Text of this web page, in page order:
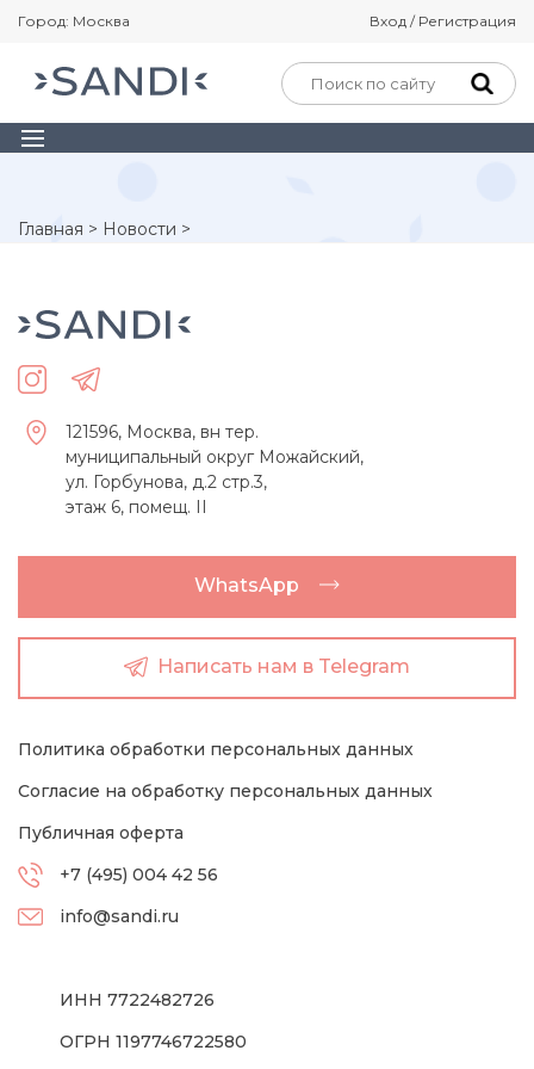
Город: Москва Вход / Регистрация
Главная > Новости >
121596, Москва, вн тер.
муниципальный округ Можайский,
ул. Горбунова, д.2 стр.3,
этаж 6, помещ. II
WhatsApp
Написать нам в Telegram
Политика обработки персональных данных
Согласие на обработку персональных данных
Публичная оферта
+7 (495) 004 42 56
info@sandi.ru
ИНН 7722482726
ОГРН 1197746722580